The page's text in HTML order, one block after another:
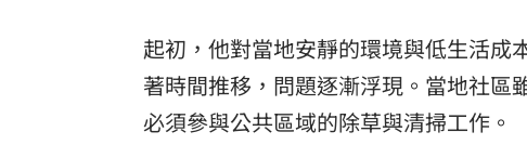
起初，他對當地安靜的環境與低生活成
著時間推移，問題逐漸浮現。當地社區
必須參與公共區域的除草與清掃工作。